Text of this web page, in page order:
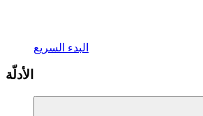
البدء السريع
الأدلّة